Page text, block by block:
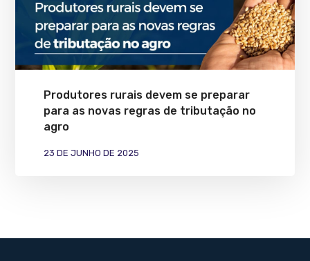
Produtores rurais devem se preparar
para as novas regras de tributação no
agro
23 DE JUNHO DE 2025